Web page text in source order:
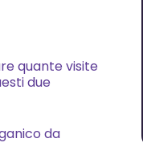
quante visite
due
da
i tuoi interessi e il